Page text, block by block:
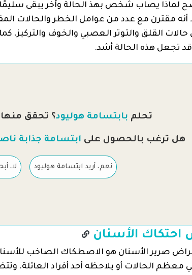
لماذا يصاب شخص بهذ الحالة وآخر يبقى
أنه مقترن مع عدد من عوامل الخطر والحالات
القلق والتوتر العصبي والخوف والتركيز،
تجعل هذه الحالة أشد.
تحلم بابتسامة هوليود؟ تحقق
هل ترغب بالحصول على ابتسامة جذابة
نعم، أريد ابتسامة هوليود لا،
احتكاك الأسنان
صرير الأسنان هو الاصطكاك الصاخب
معظم الحالات أو يلاحظه أحد أفراد العائلة.